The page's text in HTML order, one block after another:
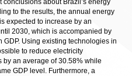
conclusions about Brazil’s energy
to the results, the annual energy
expected to increase by an
2030, which is accompanied by
GDP. Using existing technologies in
to reduce electricity
by an average of 30.58% while
GDP level. Furthermore, a